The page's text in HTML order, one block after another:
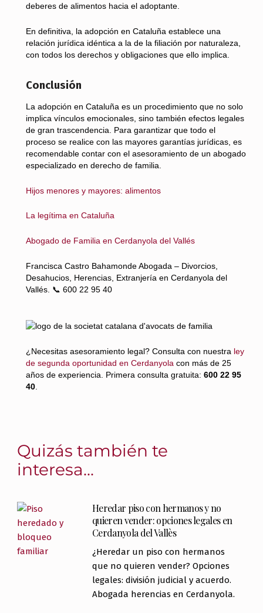
deberes de alimentos hacia el adoptante.
En definitiva, la adopción en Cataluña establece una
relación jurídica idéntica a la de la filiación por naturaleza,
con todos los derechos y obligaciones que ello implica.
Conclusión
La adopción en Cataluña es un procedimiento que no solo
implica vínculos emocionales, sino también efectos legales
de gran trascendencia. Para garantizar que todo el
proceso se realice con las mayores garantías jurídicas, es
recomendable contar con el asesoramiento de un abogado
especializado en derecho de familia.
Hijos menores y mayores: alimentos
La legítima en Cataluña
Abogado de Familia en Cerdanyola del Vallés
Francisca Castro Bahamonde Abogada – Divorcios,
Desahucios, Herencias, Extranjería en Cerdanyola del
Vallés. 📞 600 22 95 40
¿Necesitas asesoramiento legal? Consulta con nuestra ley
de segunda oportunidad en Cerdanyola con más de 25
años de experiencia. Primera consulta gratuita: 600 22 95
40.
Quizás también te
interesa...
Heredar piso con hermanos y no
quieren vender: opciones legales en
Cerdanyola del Vallès
¿Heredar un piso con hermanos
que no quieren vender? Opciones
legales: división judicial y acuerdo.
Abogada herencias en Cerdanyola.